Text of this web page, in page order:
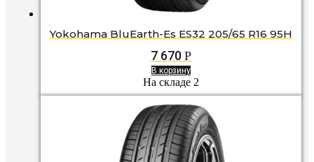
Yokohama BluEarth-Es ES32 205/65 R16 95H
7 670 Р
В корзину
На складе 2